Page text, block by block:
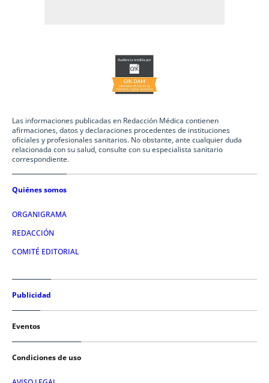
Las informaciones publicadas en Redacción Médica contienen
afirmaciones, datos y declaraciones procedentes de instituciones
oficiales y profesionales sanitarios. No obstante, ante cualquier duda
relacionada con su salud, consulte con su especialista sanitario
correspondiente.
Quiénes somos
ORGANIGRAMA
REDACCIÓN
COMITÉ EDITORIAL
Publicidad
Eventos
Condiciones de uso